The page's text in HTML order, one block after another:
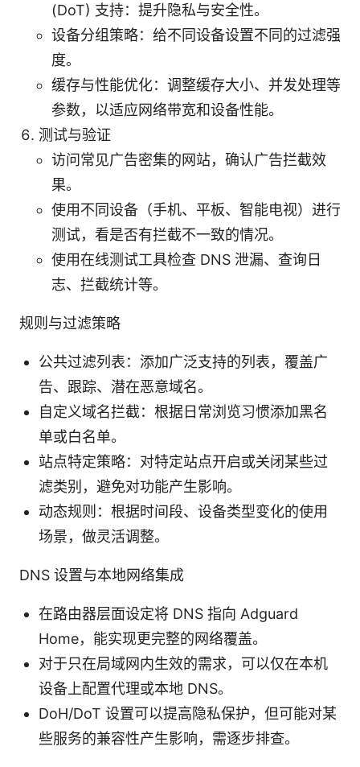
(DoT) 支持：提升隐私与安全性。
设备分组策略：给不同设备设置不同的过滤强
度。
缓存与性能优化：调整缓存大小、并发处理等
参数，以适应网络带宽和设备性能。
测试与验证
访问常见广告密集的网站，确认广告拦截效
果。
使用不同设备（手机、平板、智能电视）进行
测试，看是否有拦截不一致的情况。
使用在线测试工具检查 DNS 泄漏、查询日
志、拦截统计等。
规则与过滤策略
公共过滤列表：添加广泛支持的列表，覆盖广
告、跟踪、潜在恶意域名。
自定义域名拦截：根据日常浏览习惯添加黑名
单或白名单。
站点特定策略：对特定站点开启或关闭某些过
滤类别，避免对功能产生影响。
动态规则：根据时间段、设备类型变化的使用
场景，做灵活调整。
DNS 设置与本地网络集成
在路由器层面设定将 DNS 指向 Adguard
Home，能实现更完整的网络覆盖。
对于只在局域网内生效的需求，可以仅在本机
设备上配置代理或本地 DNS。
DoH/DoT 设置可以提高隐私保护，但可能对某
些服务的兼容性产生影响，需逐步排查。